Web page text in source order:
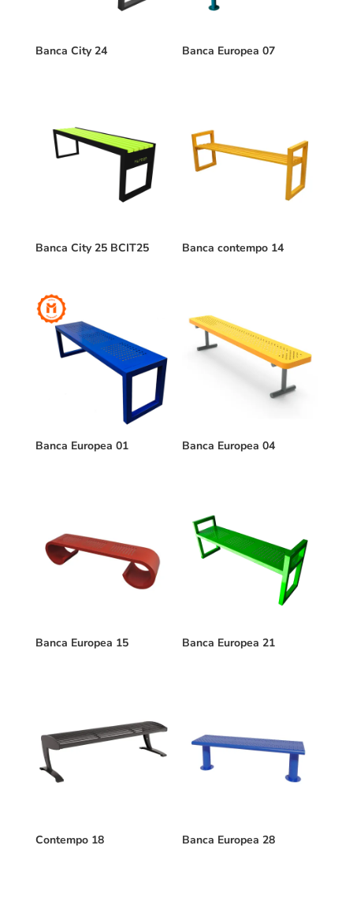
Banca City 24 Banca Europea 07
Banca City 25 BCIT25 Banca contempo 14
Banca Europea 01 Banca Europea 04
Banca Europea 15 Banca Europea 21
Contempo 18 Banca Europea 28